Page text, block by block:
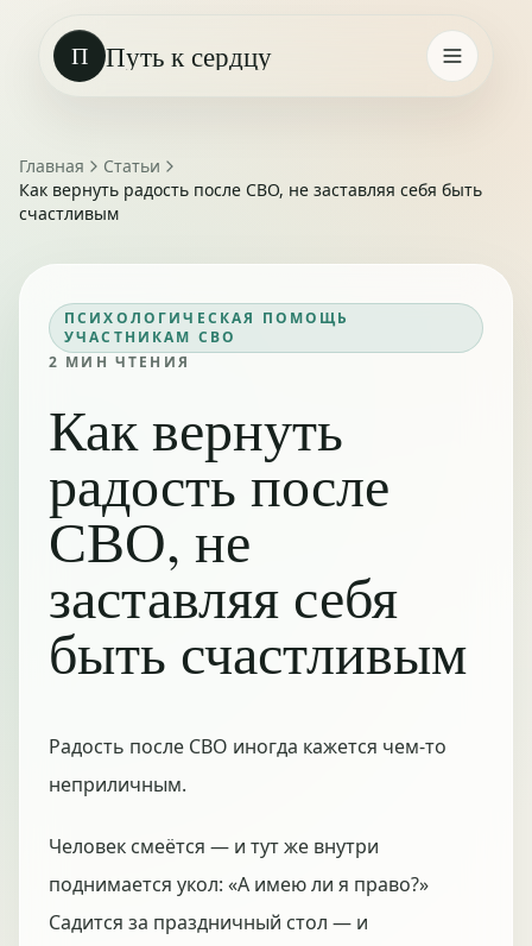
П Путь к сердцу
Главная
Статьи
Как вернуть радость после СВО, не заставляя себя быть
счастливым
ПСИХОЛОГИЧЕСКАЯ ПОМОЩЬ
УЧАСТНИКАМ СВО
2 МИН ЧТЕНИЯ
Как вернуть
радость после
СВО, не
заставляя себя
быть счастливым
Радость после СВО иногда кажется чем-то
неприличным.
Человек смеётся — и тут же внутри
поднимается укол: «А имею ли я право?»
Садится за праздничный стол — и